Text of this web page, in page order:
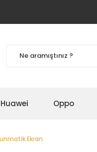
Huawei Oppo
Ekran